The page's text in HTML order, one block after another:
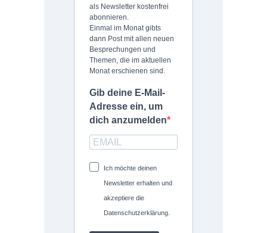
als Newsletter kostenfrei
abonnieren.
Einmal im Monat gibts
dann Post mit allen neuen
Besprechungen und
Themen, die im aktuellen
Monat erschienen sind.
Gib deine E-Mail-
Adresse ein, um
dich anzumelden
Ich möchte deinen
Newsletter erhalten und
akzeptiere die
Datenschutzerklärung.